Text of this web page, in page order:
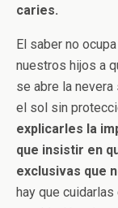
caries.
El saber no
nuestros hijos a
se abre la
el sol sin
explicarles la
que insistir en
exclusivas que
hay que